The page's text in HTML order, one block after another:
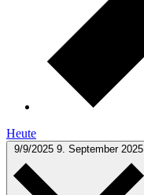
Heute
9/9/2025 9. September 2025